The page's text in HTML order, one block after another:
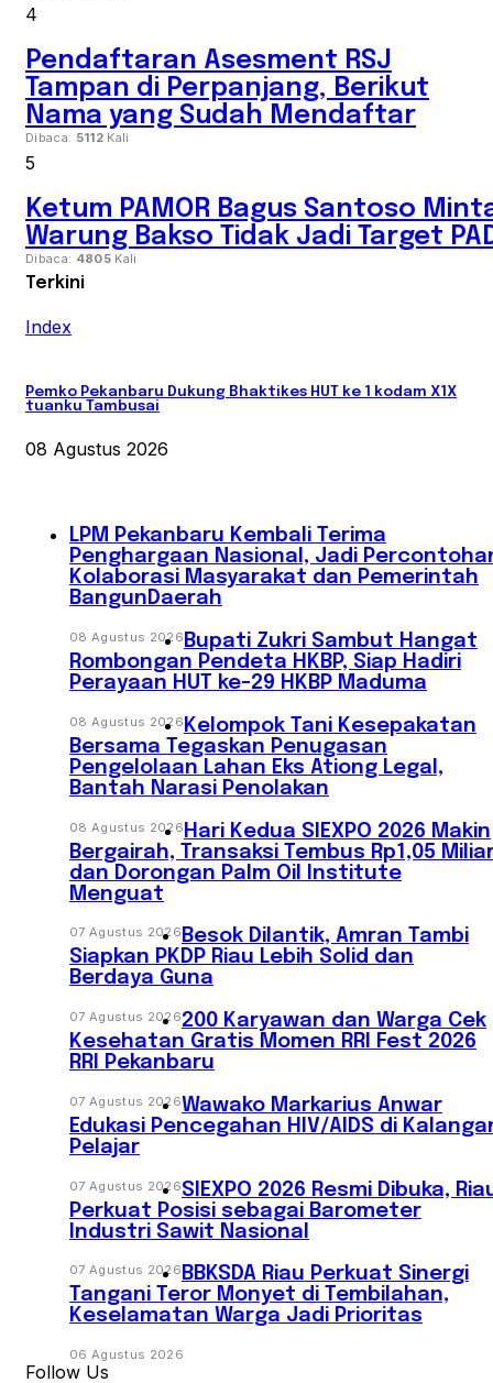
4
Pendaftaran Asesment RSJ
Tampan di Perpanjang, Berikut
Nama yang Sudah Mendaftar
Dibaca: 5112Kali
5
Ketum PAMOR Bagus Santoso
Warung Bakso Tidak Jadi Target
Dibaca: 4805Kali
Terkini
Index
Pemko Pekanbaru Dukung Bhaktikes HUT ke 1 kodam X1X
tuanku Tambusai
08 Agustus 2026
‎LPM Pekanbaru Kembali Terima
Penghargaan Nasional, Jadi
Kolaborasi Masyarakat dan Pemerintah
BangunDaerah
08 Agustus 2026 Bupati Zukri Sambut Hangat
Rombongan Pendeta HKBP, Siap Hadiri
Perayaan HUT ke-29 HKBP Maduma
08 Agustus 2026 ‎Kelompok Tani Kesepakatan
Bersama Tegaskan Penugasan
Pengelolaan Lahan Eks Ationg Legal,
Bantah Narasi Penolakan
08 Agustus 2026 Hari Kedua SIEXPO 2026 Makin
Bergairah, Transaksi Tembus Rp1,05
dan Dorongan Palm Oil Institute
Menguat
07 Agustus 2026 Besok Dilantik, Amran Tambi
Siapkan PKDP Riau Lebih Solid dan
Berdaya Guna
07 Agustus 2026‎200 Karyawan dan Warga Cek
Kesehatan Gratis Momen RRI Fest 2026
RRI Pekanbaru
07 Agustus 2026‎Wawako Markarius Anwar
Edukasi Pencegahan HIV/AIDS di
Pelajar
07 Agustus 2026SIEXPO 2026 Resmi Dibuka,
Perkuat Posisi sebagai Barometer
Industri Sawit Nasional
07 Agustus 2026 BBKSDA Riau Perkuat Sinergi
Tangani Teror Monyet di Tembilahan,
Keselamatan Warga Jadi Prioritas
06 Agustus 2026
Follow Us